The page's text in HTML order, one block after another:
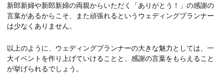
新郎新婦や新郎新婦の両親からいただく「ありがとう！」の感謝の
言葉があるからこそ、また頑張れるというウェディングプランナー
は少なくありません。
以上のように、ウェディングプランナーの大きな魅力としては、一
大イベントを作り上げていけることと、感謝の言葉をもらえること
が挙げられるでしょう。